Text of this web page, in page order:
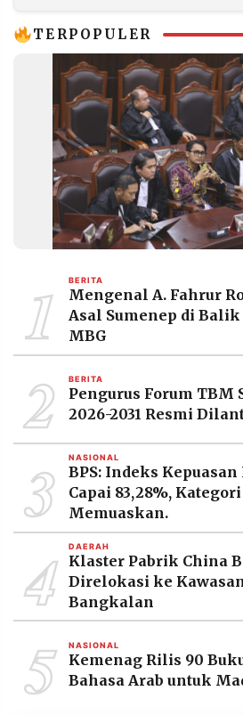
TERPOPULER
1 BERITA
Mengenal A. Fahrur
Asal Sumenep di
MBG
2 BERITA
Pengurus Forum TBM
2026-2031 Resmi
3 NASIONAL
BPS: Indeks
Capai 83,28%,
Memuaskan.
4 DAERAH
Klaster Pabrik China
Direlokasi ke
Bangkalan
5 NASIONAL
Kemenag Rilis 90
Bahasa Arab untuk